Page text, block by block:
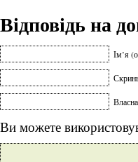
Відповідь на
Ім’я
Ви можете